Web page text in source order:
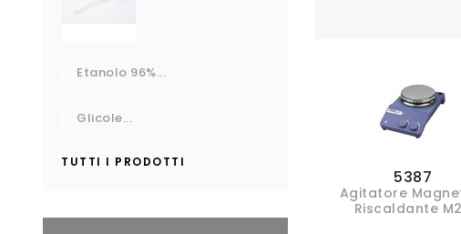
Etanolo 96%...
Glicole...
TUTTI I PRODOTTI
5387
Agitatore
Riscaldante